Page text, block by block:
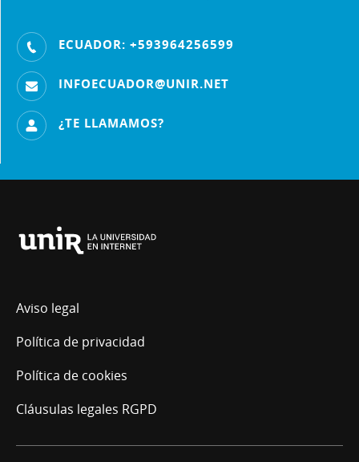
ECUADOR: +593964256599
INFOECUADOR@UNIR.NET
¿TE LLAMAMOS?
La
Rioja
Aviso legal
Política de privacidad
Política de cookies
Cláusulas legales RGPD